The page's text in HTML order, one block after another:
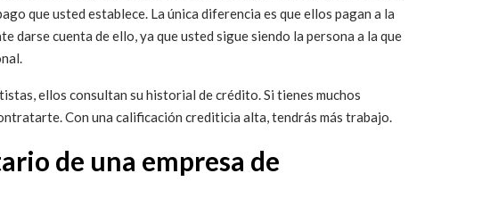
que usted establece. La única diferencia es que ellos pagan a la
darse cuenta de ello, ya que usted sigue siendo la persona a la que
ellos consultan su historial de crédito. Si tienes muchos
Con una calificación crediticia alta, tendrás más trabajo.
de una empresa de